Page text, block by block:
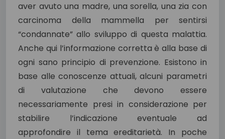
aver avuto una madre, una sorella, una zia con
carcinoma della mammella per sentirsi
“condannate” allo sviluppo di questa malattia.
Anche qui l’informazione corretta è alla base di
ogni sano principio di prevenzione. Esistono in
base alle conoscenze attuali, alcuni parametri
di valutazione che devono essere
necessariamente presi in considerazione per
stabilire l’indicazione eventuale ad
approfondire il tema ereditarietà. In poche